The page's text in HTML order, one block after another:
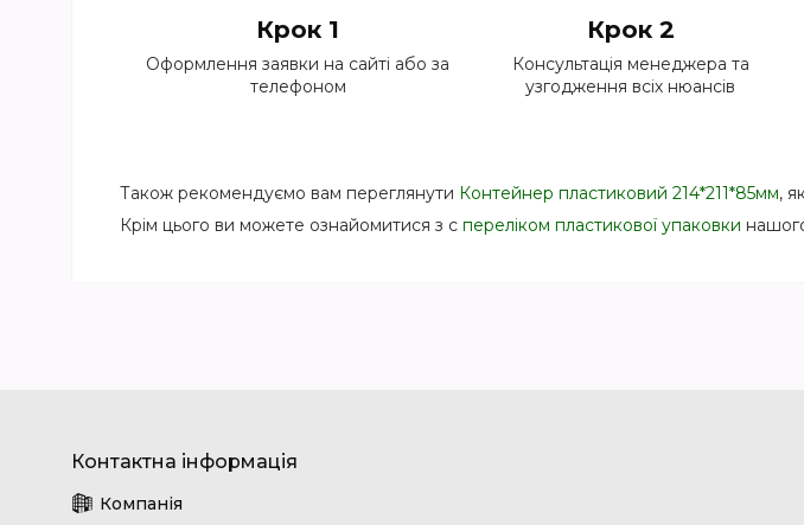
Крок 1
Оформлення заявки на сайті або за
телефоном
Крок 2
Консультація менеджера та
узгодження всіх нюансів
Також рекомендуємо вам переглянути Контейнер пластиковий 214*211*85мм,
Крім цього ви можете ознайомитися з с переліком пластикової упаковки